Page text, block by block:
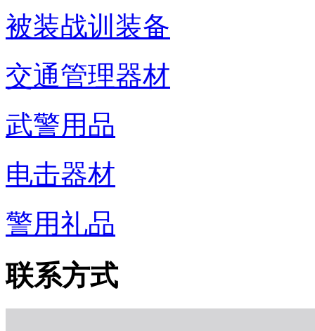
被装战训装备
交通管理器材
武警用品
电击器材
警用礼品
联系方式